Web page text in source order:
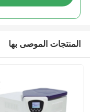
المنتجات الموصى بها